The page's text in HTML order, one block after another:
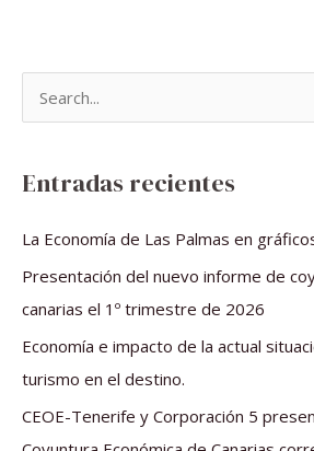
a
Entradas recientes
La Economía de Las Palmas en
Presentación del nuevo informe de
canarias el 1º trimestre de 2026
Economía e impacto de la actual
turismo en el destino.
CEOE-Tenerife y Corporación 5